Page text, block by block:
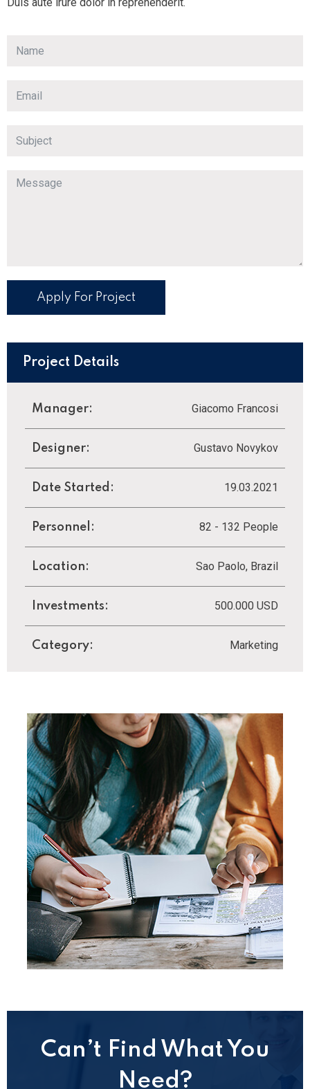
Project Details
Manager: Giacomo Francosi
Designer: Gustavo Novykov
Date Started: 19.03.2021
Personnel: 82 - 132 People
Location: Sao Paolo, Brazil
Investments: 500.000 USD
Category: Marketing
Can’t Find What You
Need?